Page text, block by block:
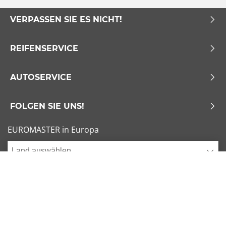
VERPASSEN SIE ES NICHT!
REIFENSERVICE
AUTOSERVICE
FOLGEN SIE UNS!
EUROMASTER in Europa
Land auswählen